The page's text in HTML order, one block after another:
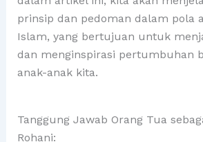
prinsip dan pedoman dalam pola
Islam, yang bertujuan untuk
dan menginspirasi pertumbuhan
anak-anak kita.
Tanggung Jawab Orang Tua
Rohani: